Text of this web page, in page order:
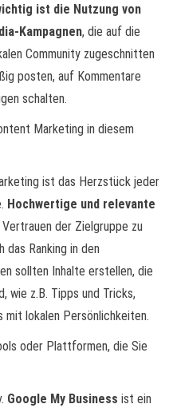
ist die Nutzung von
Kampagnen, die auf die
Community zugeschnitten
posten, auf Kommentare
schalten.
Marketing in diesem
ist das Herzstück jeder
Hochwertige und relevante
der Zielgruppe zu
das Ranking in den
sollten Inhalte erstellen, die
wie z.B. Tipps und Tricks,
mit lokalen Persönlichkeiten.
oder Plattformen, die Sie
Google My Business ist ein